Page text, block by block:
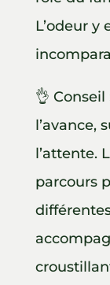
L’odeur y
👌
l’avance,
l’attente.
parcours